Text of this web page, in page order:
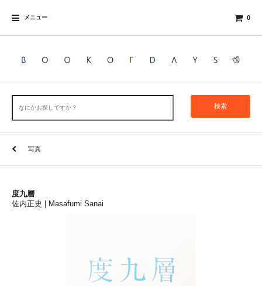
メニュー 0
検索
写真
度九層
佐内正史 | Masafumi Sanai